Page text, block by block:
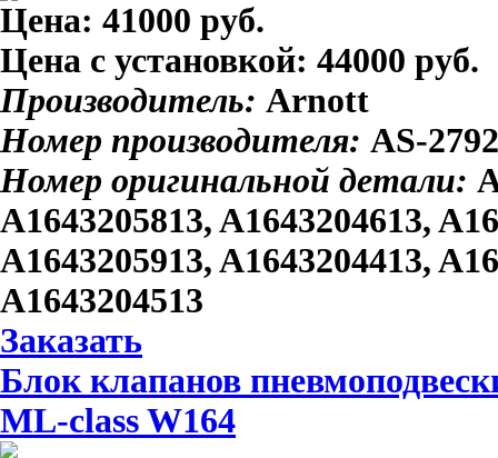
Цена: 41000 руб.
Цена с установкой: 44000 руб.
Производитель: Arnott
Номер производителя: AS-2792
Номер оригинальной детали:
A1643205813, A1643204613,
A1643205913, A1643204413,
A1643204513
Заказать
Блок клапанов
ML-class W164